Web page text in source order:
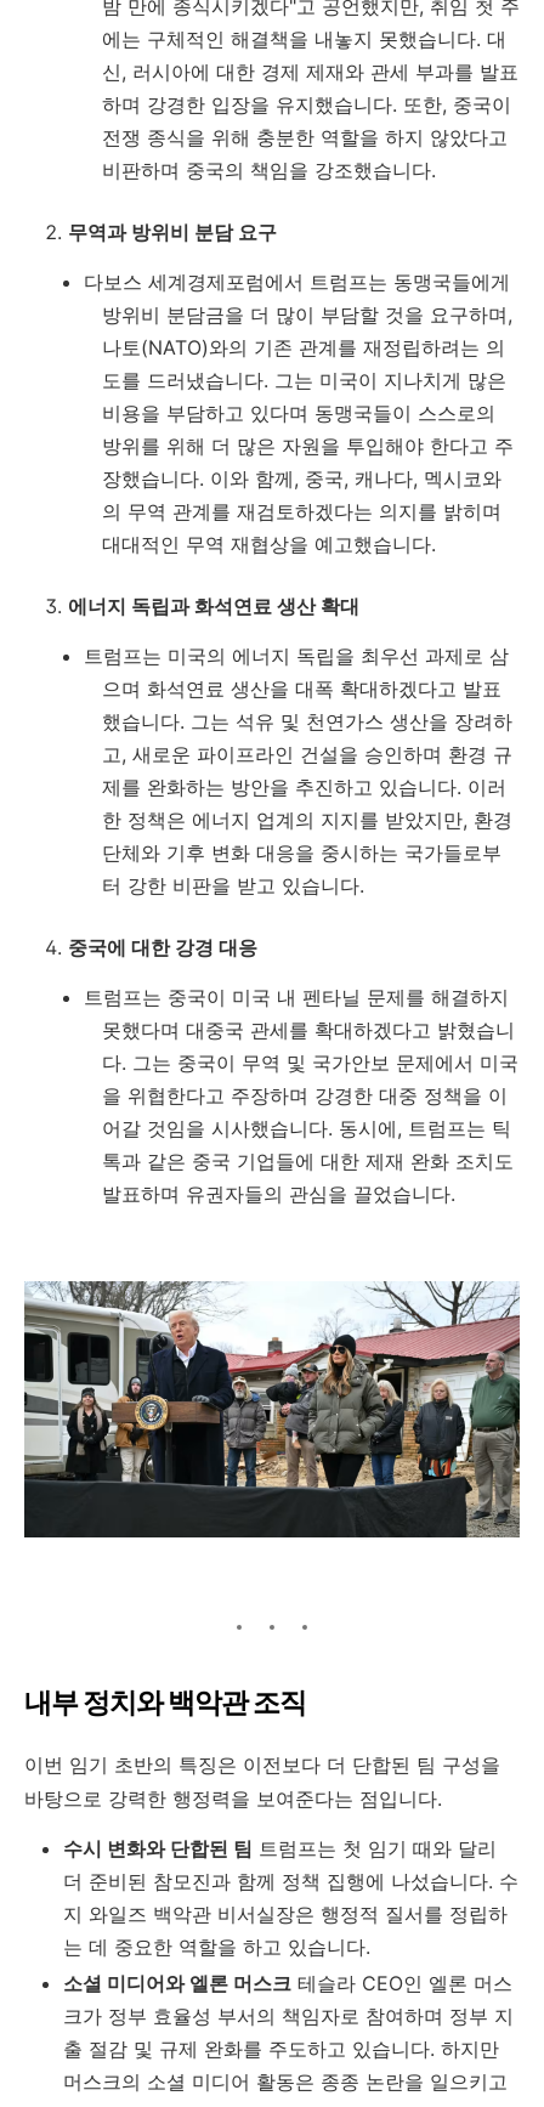
밤 만에 종식시키겠다"고 공언했지만, 취임 첫 주
에는 구체적인 해결책을 내놓지 못했습니다. 대
신, 러시아에 대한 경제 제재와 관세 부과를 발표
하며 강경한 입장을 유지했습니다. 또한, 중국이
전쟁 종식을 위해 충분한 역할을 하지 않았다고
비판하며 중국의 책임을 강조했습니다.
무역과 방위비 분담 요구
다보스 세계경제포럼에서 트럼프는 동맹국들에게
방위비 분담금을 더 많이 부담할 것을 요구하며,
나토(NATO)와의 기존 관계를 재정립하려는 의
도를 드러냈습니다. 그는 미국이 지나치게 많은
비용을 부담하고 있다며 동맹국들이 스스로의
방위를 위해 더 많은 자원을 투입해야 한다고 주
장했습니다. 이와 함께, 중국, 캐나다, 멕시코와
의 무역 관계를 재검토하겠다는 의지를 밝히며
대대적인 무역 재협상을 예고했습니다.
에너지 독립과 화석연료 생산 확대
트럼프는 미국의 에너지 독립을 최우선 과제로 삼
으며 화석연료 생산을 대폭 확대하겠다고 발표
했습니다. 그는 석유 및 천연가스 생산을 장려하
고, 새로운 파이프라인 건설을 승인하며 환경 규
제를 완화하는 방안을 추진하고 있습니다. 이러
한 정책은 에너지 업계의 지지를 받았지만, 환경
단체와 기후 변화 대응을 중시하는 국가들로부
터 강한 비판을 받고 있습니다.
중국에 대한 강경 대응
트럼프는 중국이 미국 내 펜타닐 문제를 해결하지
못했다며 대중국 관세를 확대하겠다고 밝혔습니
다. 그는 중국이 무역 및 국가안보 문제에서 미국
을 위협한다고 주장하며 강경한 대중 정책을 이
어갈 것임을 시사했습니다. 동시에, 트럼프는 틱
톡과 같은 중국 기업들에 대한 제재 완화 조치도
발표하며 유권자들의 관심을 끌었습니다.
내부 정치와 백악관 조직
이번 임기 초반의 특징은 이전보다 더 단합된 팀 구성을
바탕으로 강력한 행정력을 보여준다는 점입니다.
수시 변화와 단합된 팀 트럼프는 첫 임기 때와 달리
더 준비된 참모진과 함께 정책 집행에 나섰습니다. 수
지 와일즈 백악관 비서실장은 행정적 질서를 정립하
는 데 중요한 역할을 하고 있습니다.
소셜 미디어와 엘론 머스크 테슬라 CEO인 엘론 머스
크가 정부 효율성 부서의 책임자로 참여하며 정부 지
출 절감 및 규제 완화를 주도하고 있습니다. 하지만
머스크의 소셜 미디어 활동은 종종 논란을 일으키고